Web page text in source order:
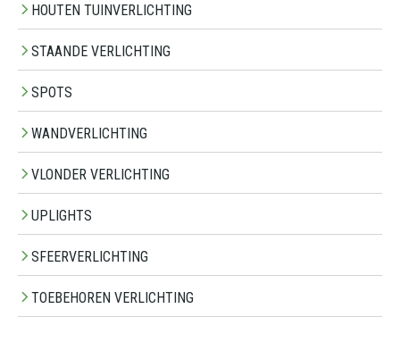
HOUTEN TUINVERLICHTING
STAANDE VERLICHTING
SPOTS
WANDVERLICHTING
VLONDER VERLICHTING
UPLIGHTS
SFEERVERLICHTING
TOEBEHOREN VERLICHTING